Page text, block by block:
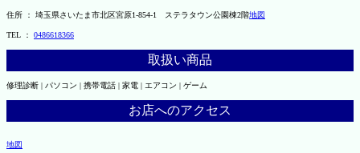
住所 ： 埼玉県さいたま市北区宮原1-854-1 ステラタウン公園棟2階地図
TEL ： 0486618366
取扱い商品
修理診断 | パソコン | 携帯電話 | 家電 | エアコン | ゲーム
お店へのアクセス
地図